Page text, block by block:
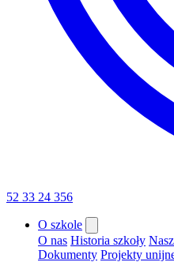
52 33 24 356
O szkole
O nas Historia szkoły
Dokumenty Projekty